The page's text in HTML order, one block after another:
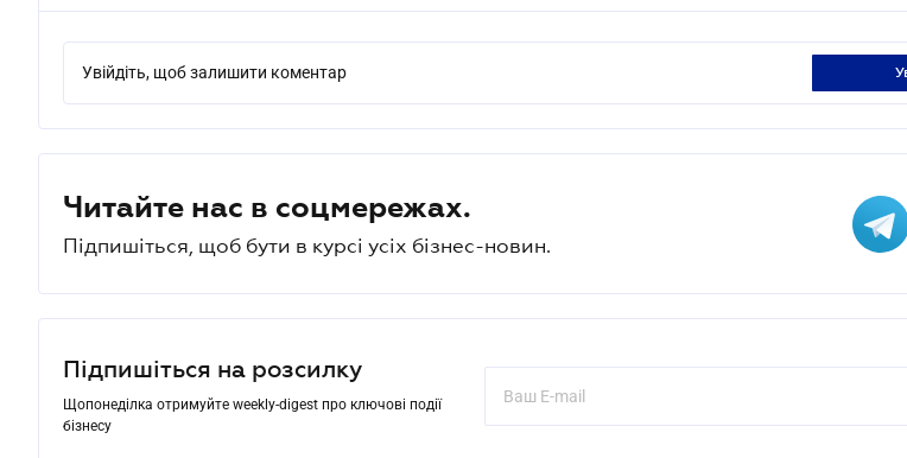
Увійдіть, щоб залишити коментар
Читайте нас в соцмережах.
Підпишіться, щоб бути в курсі усіх бізнес-новин.
Підпишіться на розсилку
Щопонеділка отримуйте weekly-digest про ключові події
бізнесу